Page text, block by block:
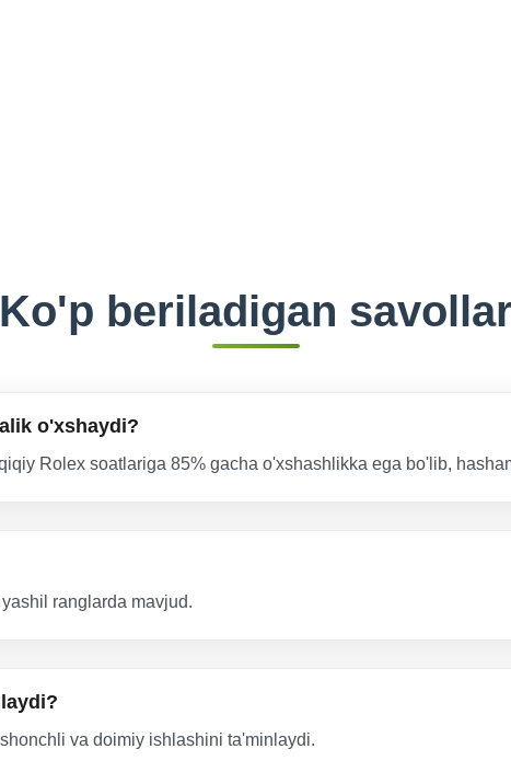
Ko'p beriladigan savollar
o'xshaydi?
Rolex soatlariga 85% gacha o'xshashlikka ega bo'lib,
ranglarda mavjud.
va doimiy ishlashini ta'minlaydi.